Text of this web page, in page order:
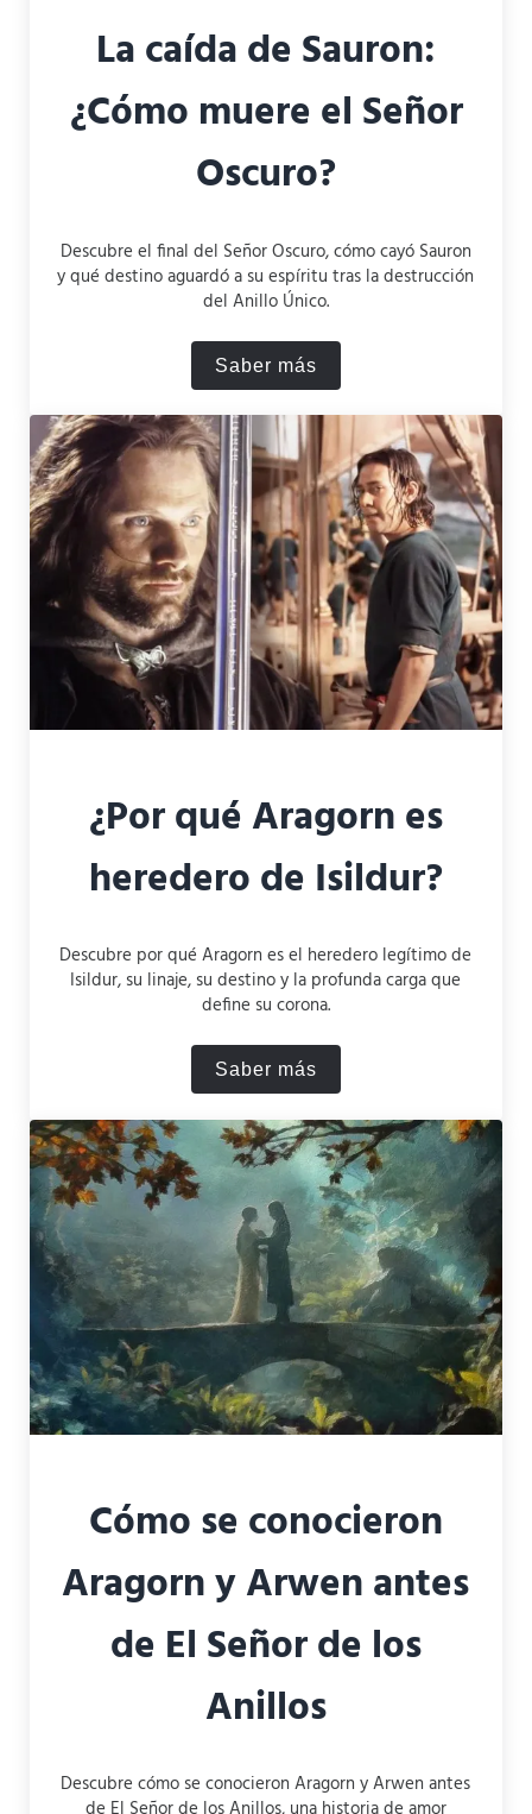
La caída de Sauron:
¿Cómo muere el Señor
Oscuro?
Descubre el final del Señor Oscuro, cómo cayó Sauron
y qué destino aguardó a su espíritu tras la destrucción
del Anillo Único.
Saber másLa caída de Sauron:
¿Por qué Aragorn es
heredero de Isildur?
Descubre por qué Aragorn es el heredero legítimo de
Isildur, su linaje, su destino y la profunda carga que
define su corona.
Saber más¿Por qué Aragorn es
Cómo se conocieron
Aragorn y Arwen antes
de El Señor de los
Anillos
Descubre cómo se conocieron Aragorn y Arwen antes